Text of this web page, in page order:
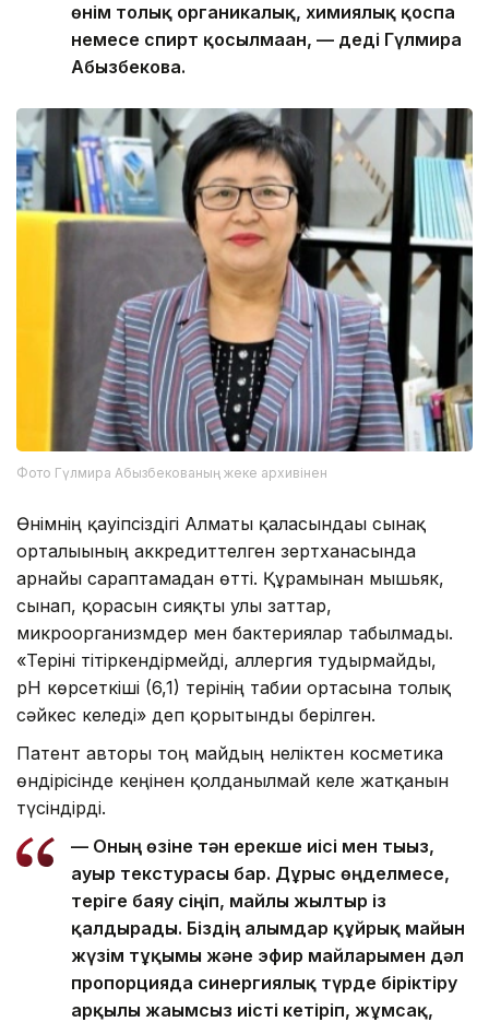
өнім толық органикалық, химиялық қоспа
немесе спирт қосылмаған, — деді Гүлмира
Абызбекова.
Фото Гүлмира Абызбекованың жеке архивінен
Өнімнің қауіпсіздігі Алматы қаласындағы сынақ
орталығының аккредиттелген зертханасында
арнайы сараптамадан өтті. Құрамынан мышьяк,
сынап, қорғасын сияқты улы заттар,
микроорганизмдер мен бактериялар табылмады.
«Теріні тітіркендірмейді, аллергия тудырмайды,
pH көрсеткіші (6,1) терінің табиғи ортасына толық
сәйкес келеді» деп қорытынды берілген.
Патент авторы тоң майдың неліктен косметика
өндірісінде кеңінен қолданылмай келе жатқанын
түсіндірді.
— Оның өзіне тән ерекше иісі мен тығыз,
ауыр текстурасы бар. Дұрыс өңделмесе,
теріге баяу сіңіп, майлы жылтыр із
қалдырады. Біздің ғалымдар құйрық майын
жүзім тұқымы және эфир майларымен дәл
пропорцияда синергиялық түрде біріктіру
арқылы жағымсыз иісті кетіріп, жұмсақ,